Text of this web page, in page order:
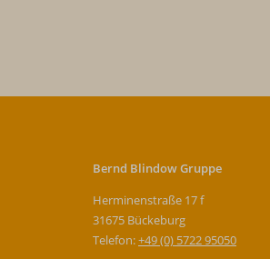
Bernd Blindow Gruppe
Herminenstraße 17 f
31675 Bückeburg
Telefon:+49 (0) 5722 95050